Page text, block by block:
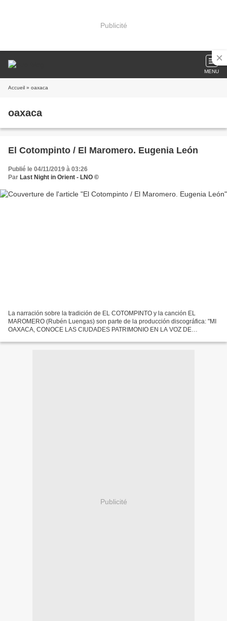
Publicité
MENU
Accueil » oaxaca
oaxaca
El Cotompinto / El Maromero. Eugenia León
Publié le 04/11/2019 à 03:26
Par Last Night in Orient - LNO ©
La narración sobre la tradición de EL COTOMPINTO y la canción EL
MAROMERO (Rubén Luengas) son parte de la producción discográfica: "MI
OAXACA, CONOCE LAS CIUDADES PATRIMONIO EN LA VOZ DE
Publicité